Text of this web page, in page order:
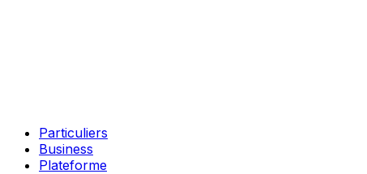
Particuliers
Business
Plateforme